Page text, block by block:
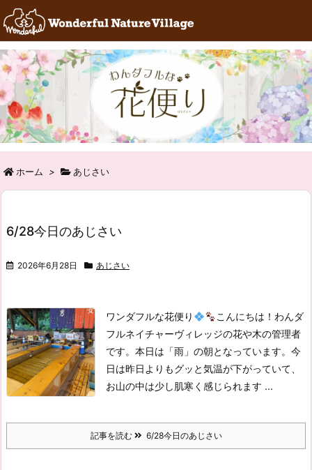
RSS Feedly
ホーム > あじさい
6/28今日のあじさい
2026年6月28日 あじさい
ワンダフルな花便り
こんにちは！わんダ
フルネイチャーヴィレッジの花や木の管理者
です。 本日は「雨」の朝となっています。 今
日は昨日よりもグッと気温が下がっていて、
お山の中は少し肌寒く感じられます ...
記事を読む 6/28今日のあじさい